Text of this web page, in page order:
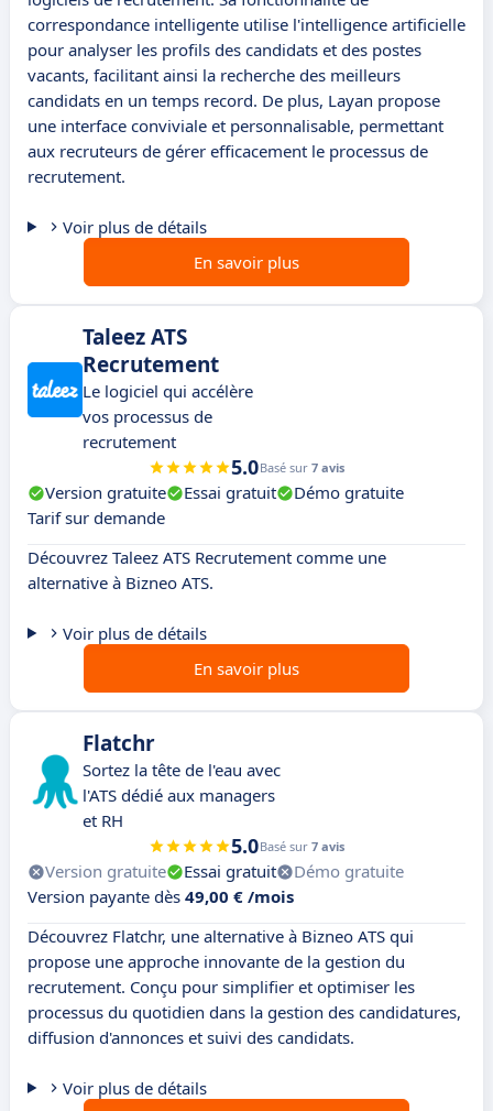
correspondance intelligente utilise l'intelligence artificielle
pour analyser les profils des candidats et des postes
vacants, facilitant ainsi la recherche des meilleurs
candidats en un temps record. De plus, Layan propose
une interface conviviale et personnalisable, permettant
aux recruteurs de gérer efficacement le processus de
recrutement.
Voir plus de détails
En savoir plus
Taleez ATS
Recrutement
Le logiciel qui accélère
vos processus de
recrutement
5.0Basé sur 7 avis
Version gratuite Essai gratuit
Démo gratuite
Tarif sur demande
Découvrez Taleez ATS Recrutement comme une
alternative à Bizneo ATS.
Voir plus de détails
En savoir plus
Flatchr
Sortez la tête de l'eau avec
l'ATS dédié aux managers
et RH
5.0Basé sur 7 avis
Version gratuite Essai gratuit
Démo gratuite
Version payante dès 49,00 € /mois
Découvrez Flatchr, une alternative à Bizneo ATS qui
propose une approche innovante de la gestion du
recrutement. Conçu pour simplifier et optimiser les
processus du quotidien dans la gestion des candidatures,
diffusion d'annonces et suivi des candidats.
Voir plus de détails